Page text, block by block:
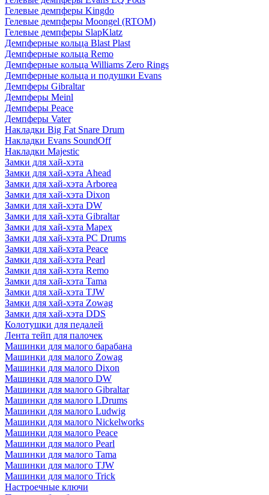
Гелевые демпферы Kingdo
Гелевые демпферы Moongel (RTOM)
Гелевые демпферы SlapKlatz
Демпферные кольца Blast Plast
Демпферные кольца Remo
Демпферные кольца Williams Zero Rings
Демпферные кольца и подушки Evans
Демпферы Gibraltar
Демпферы Meinl
Демпферы Peace
Демпферы Vater
Накладки Big Fat Snare Drum
Накладки Evans SoundOff
Накладки Majestic
Замки для хай-хэта
Замки для хай-хэта Ahead
Замки для хай-хэта Arborea
Замки для хай-хэта Dixon
Замки для хай-хэта DW
Замки для хай-хэта Gibraltar
Замки для хай-хэта Mapex
Замки для хай-хэта PC Drums
Замки для хай-хэта Peace
Замки для хай-хэта Pearl
Замки для хай-хэта Remo
Замки для хай-хэта Tama
Замки для хай-хэта TJW
Замки для хай-хэта Zowag
Замки для хай-хэта DDS
Колотушки для педалей
Лента тейп для палочек
Машинки для малого барабана
Машинки для малого Zowag
Машинки для малого Dixon
Машинки для малого DW
Машинки для малого Gibraltar
Машинки для малого LDrums
Машинки для малого Ludwig
Машинки для малого Nickelworks
Машинки для малого Peace
Машинки для малого Pearl
Машинки для малого Tama
Машинки для малого TJW
Машинки для малого Trick
Настроечные ключи